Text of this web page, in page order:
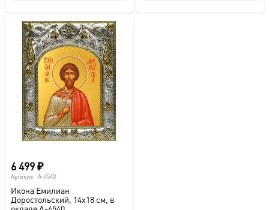
6 499₽
Артикул: A-4540
Икона Емилиан
Доростольский, 14х18 см, в